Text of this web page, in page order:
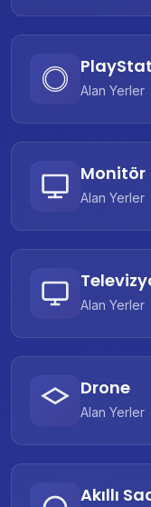
Alan Yerler
Monitör
Alan Yerler
Alan Yerler
Drone
Alan Yerler
Akıllı